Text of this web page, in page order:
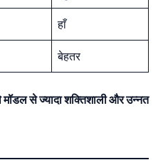
हाँ
बेहतर
से ज्यादा शक्तिशाली और उन्नत